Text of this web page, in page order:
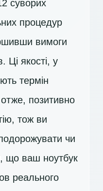
суворих
процедур
вимоги
Ці якості, у
термін
позитивно
тож ви
чи
що ваш ноутбук
реального